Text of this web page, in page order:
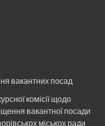
вакантних посад
комісії щодо
вакантної посади
міськох ради